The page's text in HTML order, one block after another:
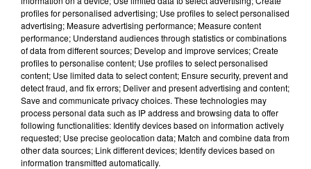
6 août 2026
À LA UNE : affaire Manon
Relandeau, musée cambriolé et
Amel Bent en...
Jeux Voir plus
profiles for personalised advertising; Use profiles to select personalised
advertising; Measure advertising performance; Measure content
performance; Understand audiences through statistics or combinations
of data from different sources; Develop and improve services; Create
profiles to personalise content; Use profiles to select personalised
content; Use limited data to select content; Ensure security, prevent and
detect fraud, and fix errors; Deliver and present advertising and content;
Save and communicate privacy choices. These technologies may
process personal data such as IP address and browsing data to offer
following functionalities: Identify devices based on information actively
requested; Use precise geolocation data; Match and combine data from
other data sources; Link different devices; Identify devices based on
information transmitted automatically.